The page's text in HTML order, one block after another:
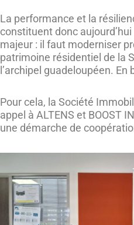
La performance et la
constituent donc
majeur : il faut moderniser
patrimoine résidentiel de la
l’archipel guadeloupéen.
Pour cela, la Société
appel à ALTENS et BOOST
une démarche de